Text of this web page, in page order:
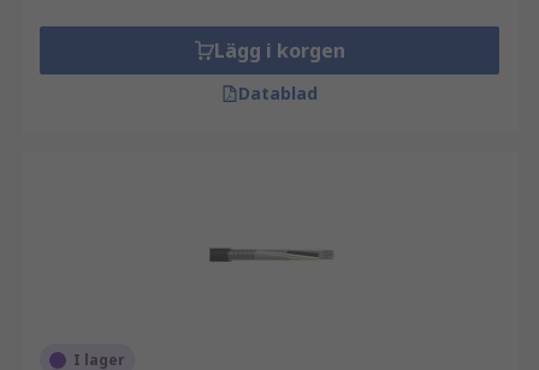
Lägg i korgen
Datablad
I lager